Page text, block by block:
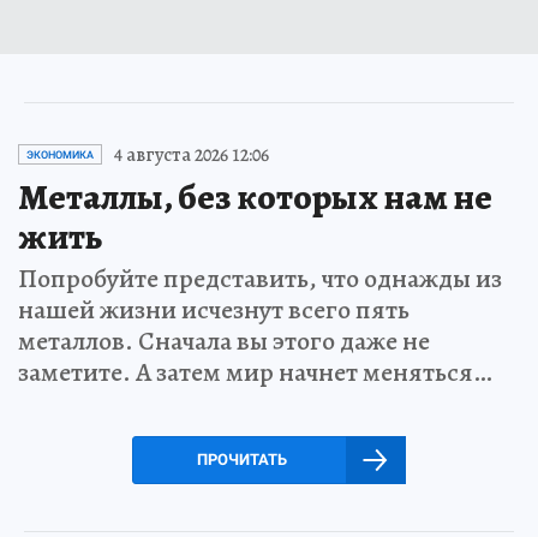
ЭКОНОМИКА 4 августа 2026 12:06
Металлы, без которых нам не
жить
Попробуйте представить, что однажды из
нашей жизни исчезнут всего пять
металлов. Сначала вы этого даже не
заметите. А затем мир начнет меняться…
ПРОЧИТАТЬ